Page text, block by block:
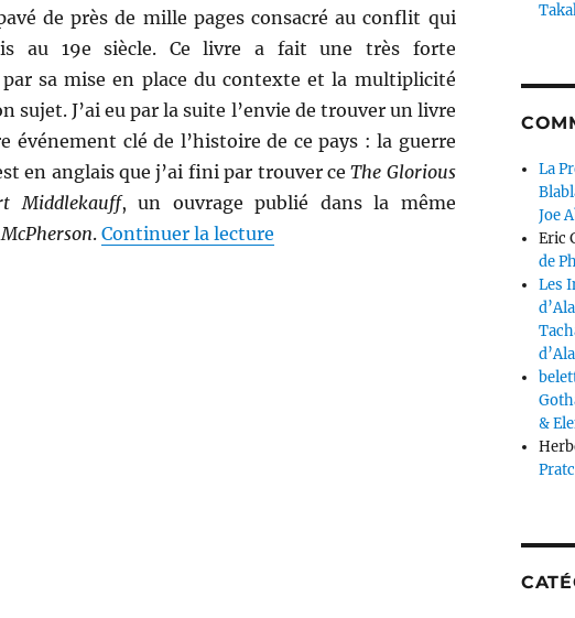
de près de mille pages consacré au conflit qui
au 19e siècle. Ce livre a fait une très forte
sa mise en place du contexte et la multiplicité
sujet. J’ai eu par la suite l’envie de trouver un livre
événement clé de l’histoire de ce pays : la guerre
en anglais que j’ai fini par trouver ceThe Glorious
Middlekauff, un ouvrage publié dans la même
McPherson. Continuer la lecturede « The Glorious Cause, de
La
Joe
Eric
de
Les
&